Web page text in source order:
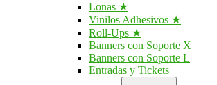
Lonas ★
Vinilos Adhesivos ★
Roll-Ups ★
Banners con Soporte X
Banners con Soporte L
Entradas y Tickets